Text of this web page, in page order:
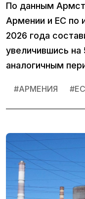
По данным
Армении и ЕС по
2026 года
увеличившись
аналогичным
#АРМЕНИЯ #ЕС